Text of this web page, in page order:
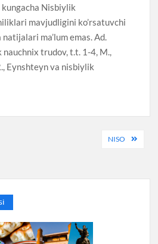
Nisbiylik
mavjudligini ko’rsatuvchi
ma’lum emas. Ad.
trudov, t.t. 1-4, M.,
Eynshteyn va nisbiylik
NISO